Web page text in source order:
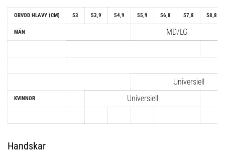
OBVOD HLAVY (CM) 53 53,9 54,9 55,9 56,8 57,8 58,8
MÄN MD/LG
Universiell
KVINNOR Universiell
Handskar